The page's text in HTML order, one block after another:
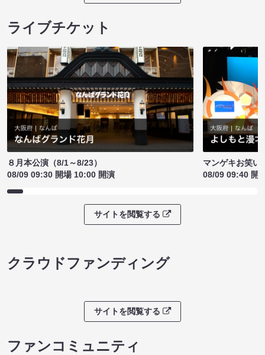
ライブチケット
８月本公演（8/1～8/23）
08/09 09:30 開場 10:00 開演
マンゲキお笑い
08/09 09:40 開
サイトを閲覧する
クラウドファンディング
サイトを閲覧する
ファンコミュニティ